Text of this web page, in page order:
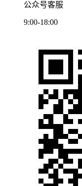
公众号客服
9:00-18:00